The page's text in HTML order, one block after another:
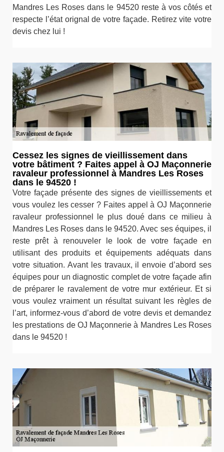
Mandres Les Roses dans le 94520 reste à vos côtés et
respecte l’état orignal de votre façade. Retirez vite votre
devis chez lui !
Cessez les signes de vieillissement dans
votre bâtiment ? Faites appel à OJ Maçonnerie
ravaleur professionnel à Mandres Les Roses
dans le 94520 !
Votre façade présente des signes de vieillissements et
vous voulez les cesser ? Faites appel à OJ Maçonnerie
ravaleur professionnel le plus doué dans ce milieu à
Mandres Les Roses dans le 94520. Avec ses équipes, il
reste prêt à renouveler le look de votre façade en
utilisant des produits et équipements adéquats dans
votre situation. Avant les travaux, il envoie d’abord ses
équipes pour un diagnostic complet de votre façade afin
de préparer le ravalement de votre mur extérieur. Et si
vous voulez vraiment un résultat suivant les règles de
l’art, informez-vous d’abord de votre devis et demandez
les prestations de OJ Maçonnerie à Mandres Les Roses
dans le 94520 !